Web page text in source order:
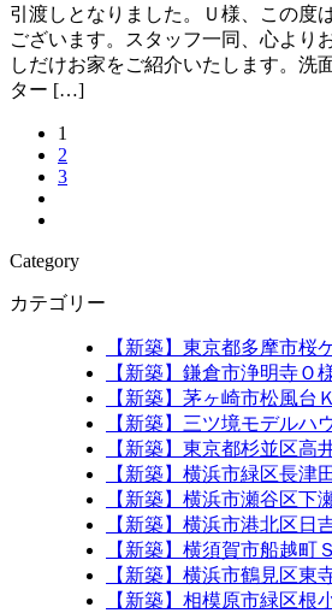
引渡しとなりました。Ｕ様、この度
ございます。スタッフ一同、心より
しだけお家をご紹介いたします。洗
ター […]
1
2
3
Category
カテゴリー
【新築】東京都多摩市桜
【新築】鎌倉市浄明寺Ｏ
【新築】茅ヶ崎市松風台
【新築】三ツ境モデルハ
【新築】東京都杉並区高
【新築】横浜市緑区長津
【新築】横浜市瀬谷区下
【新築】横浜市港北区日
【新築】横須賀市船越町
【新築】横浜市鶴見区東
【新築】相模原市緑区根